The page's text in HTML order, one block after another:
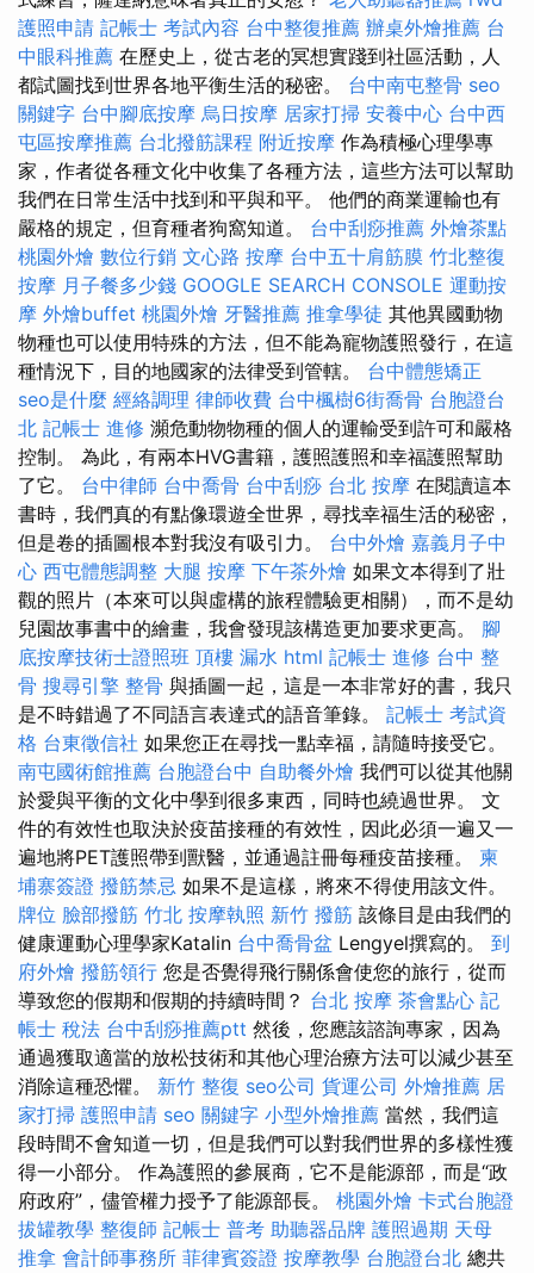
護照申請 記帳士 考試內容 台中整復推薦 辦桌外燴推薦 台
中眼科推薦 在歷史上，從古老的冥想實踐到社區活動，人
都試圖找到世界各地平衡生活的秘密。 台中南屯整骨 seo
關鍵字 台中腳底按摩 烏日按摩 居家打掃 安養中心 台中西
屯區按摩推薦 台北撥筋課程 附近按摩 作為積極心理學專
家，作者從各種文化中收集了各種方法，這些方法可以幫助
我們在日常生活中找到和平與和平。 他們的商業運輸也有
嚴格的規定，但育種者狗窩知道。 台中刮痧推薦 外燴茶點
桃園外燴 數位行銷 文心路 按摩 台中五十肩筋膜 竹北整復
按摩 月子餐多少錢 GOOGLE SEARCH CONSOLE 運動按
摩 外燴buffet 桃園外燴 牙醫推薦 推拿學徒 其他異國動物
物種也可以使用特殊的方法，但不能為寵物護照發行，在這
種情況下，目的地國家的法律受到管轄。 台中體態矯正
seo是什麼 經絡調理 律師收費 台中楓樹6街喬骨 台胞證台
北 記帳士 進修 瀕危動物物種的個人的運輸受到許可和嚴格
控制。 為此，有兩本HVG書籍，護照護照和幸福護照幫助
了它。 台中律師 台中喬骨 台中刮痧 台北 按摩 在閱讀這本
書時，我們真的有點像環遊全世界，尋找幸福生活的秘密，
但是卷的插圖根本對我沒有吸引力。 台中外燴 嘉義月子中
心 西屯體態調整 大腿 按摩 下午茶外燴 如果文本得到了壯
觀的照片（本來可以與虛構的旅程體驗更相關），而不是幼
兒園故事書中的繪畫，我會發現該構造更加要求更高。 腳
底按摩技術士證照班 頂樓 漏水 html 記帳士 進修 台中 整
骨 搜尋引擎 整骨 與插圖一起，這是一本非常好的書，我只
是不時錯過了不同語言表達式的語音筆錄。 記帳士 考試資
格 台東徵信社 如果您正在尋找一點幸福，請隨時接受它。
南屯國術館推薦 台胞證台中 自助餐外燴 我們可以從其他關
於愛與平衡的文化中學到很多東西，同時也繞過世界。 文
件的有效性也取決於疫苗接種的有效性，因此必須一遍又一
遍地將PET護照帶到獸醫，並通過註冊每種疫苗接種。 柬
埔寨簽證 撥筋禁忌 如果不是這樣，將來不得使用該文件。
牌位 臉部撥筋 竹北 按摩執照 新竹 撥筋 該條目是由我們的
健康運動心理學家Katalin 台中喬骨盆 Lengyel撰寫的。 到
府外燴 撥筋領行 您是否覺得飛行關係會使您的旅行，從而
導致您的假期和假期的持續時間？ 台北 按摩 茶會點心 記
帳士 稅法 台中刮痧推薦ptt 然後，您應該諮詢專家，因為
通過獲取適當的放​​松技術和其他心理治療方法可以減少甚至
消除這種恐懼。 新竹 整復 seo公司 貨運公司 外燴推薦 居
家打掃 護照申請 seo 關鍵字 小型外燴推薦 當然，我們這
段時間不會知道一切，但是我們可以對我們世界的多樣性獲
得一小部分。 作為護照的參展商，它不是能源部，而是“政
府政府”，儘管權力授予了能源部長。 桃園外燴 卡式台胞證
拔罐教學 整復師 記帳士 普考 助聽器品牌 護照過期 天母
推拿 會計師事務所 菲律賓簽證 按摩教學 台胞證台北 總共